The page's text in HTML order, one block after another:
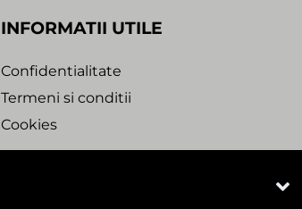
INFORMATII UTILE
Confidentialitate
Termeni si conditii
Cookies